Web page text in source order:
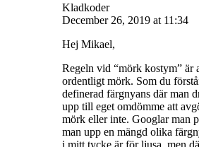
Kladkoder
December 26, 2019 at 11:34
Hej Mikael,
Regeln vid “mörk kostym” är
ordentligt mörk. Som du
definerad färgnyans där man
upp till eget omdömme att
mörk eller inte. Googlar man
man upp en mängd olika
i mitt tycke är för ljusa, men